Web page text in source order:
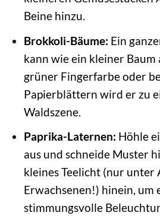
Beine hinzu.
Brokkoli-Bäume: Ein
kann wie ein kleiner Baum
grüner Fingerfarbe oder
Papierblättern wird er zu
Waldszene.
Paprika-Laternen: Höhle
aus und schneide Muster
kleines Teelicht (nur unter
Erwachsenen!) hinein, um
stimmungsvolle